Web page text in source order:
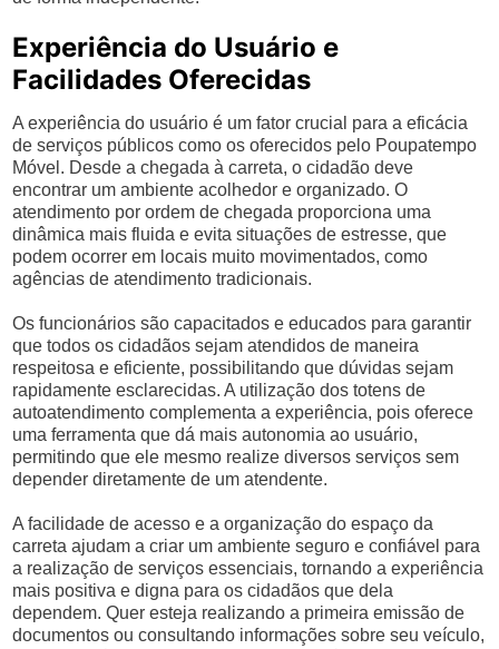
Experiência do Usuário e
Facilidades Oferecidas
A experiência do usuário é um fator crucial para a eficácia
de serviços públicos como os oferecidos pelo Poupatempo
Móvel. Desde a chegada à carreta, o cidadão deve
encontrar um ambiente acolhedor e organizado. O
atendimento por ordem de chegada proporciona uma
dinâmica mais fluida e evita situações de estresse, que
podem ocorrer em locais muito movimentados, como
agências de atendimento tradicionais.
Os funcionários são capacitados e educados para garantir
que todos os cidadãos sejam atendidos de maneira
respeitosa e eficiente, possibilitando que dúvidas sejam
rapidamente esclarecidas. A utilização dos totens de
autoatendimento complementa a experiência, pois oferece
uma ferramenta que dá mais autonomia ao usuário,
permitindo que ele mesmo realize diversos serviços sem
depender diretamente de um atendente.
A facilidade de acesso e a organização do espaço da
carreta ajudam a criar um ambiente seguro e confiável para
a realização de serviços essenciais, tornando a experiência
mais positiva e digna para os cidadãos que dela
dependem. Quer esteja realizando a primeira emissão de
documentos ou consultando informações sobre seu veículo,